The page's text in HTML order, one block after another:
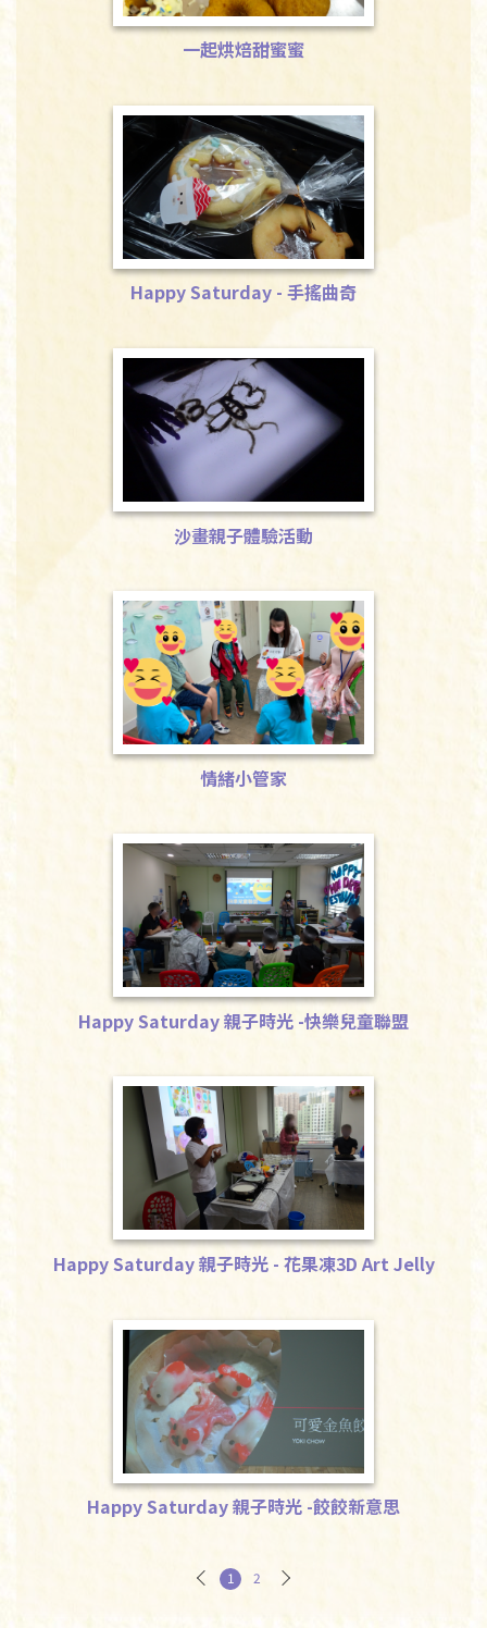
一起烘焙甜蜜蜜
一起烘焙甜蜜蜜
Happy Saturday - 手搖曲奇
Happy Saturday - 手搖曲奇
沙畫親子體驗活動
沙畫親子體驗活動
情緒小管家
情緒小管家
快樂兒童聯盟
Happy Saturday 親子時光 -快樂兒童聯盟
花果凍3D Art Jelly
Happy Saturday 親子時光 - 花果凍3D Art Jelly
餃餃新意思
Happy Saturday 親子時光 -餃餃新意思
1 2